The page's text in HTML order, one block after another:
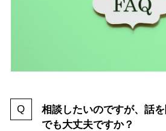
相談したいのですが、話
でも大丈夫ですか？